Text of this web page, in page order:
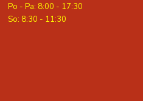
Po - Pa: 8:00 - 17:30
So: 8:30 - 11:30